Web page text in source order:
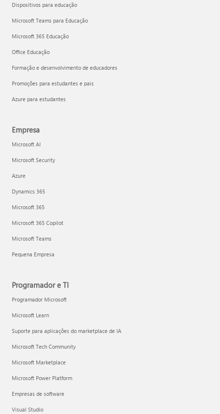
Dispositivos para educação
Microsoft Teams para Educação
Microsoft 365 Educação
Office Educação
Formação e desenvolvimento de educadores
Promoções para estudantes e pais
Azure para estudantes
Empresa
Microsoft AI
Microsoft Security
Azure
Dynamics 365
Microsoft 365
Microsoft 365 Copilot
Microsoft Teams
Pequena Empresa
Programador e TI
Programador Microsoft
Microsoft Learn
Suporte para aplicações do marketplace de IA
Microsoft Tech Community
Microsoft Marketplace
Microsoft Power Platform
Empresas de software
Visual Studio